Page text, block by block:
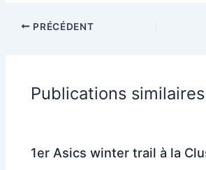
PRÉCÉDENT
Publications similaires
1er Asics winter trail à la